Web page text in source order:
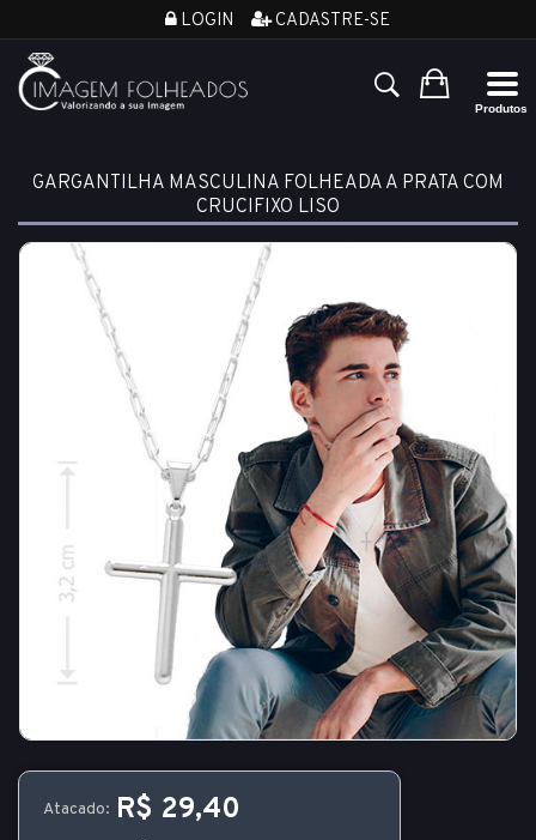
LOGIN CADASTRE-SE
GARGANTILHA MASCULINA FOLHEADA A PRATA COM
CRUCIFIXO LISO
Atacado: R$ 29,40